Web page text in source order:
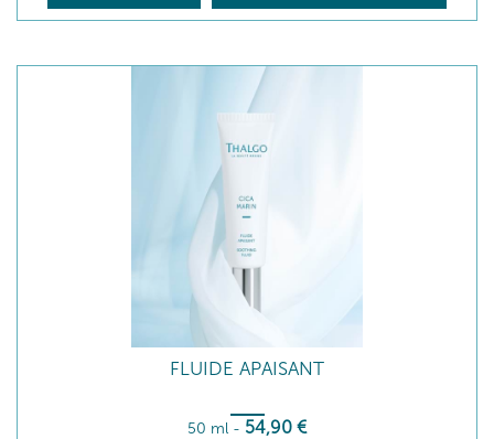
FLUIDE APAISANT
50 ml - 54,90 €